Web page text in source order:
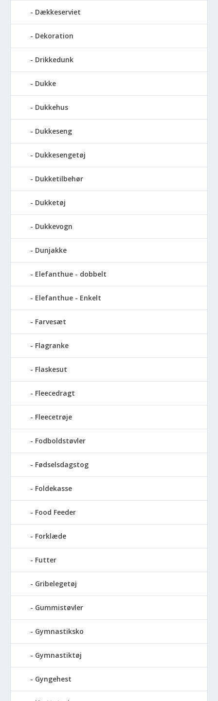
Dækkeserviet
Dekoration
Drikkedunk
Dukke
Dukkehus
Dukkeseng
Dukkesengetøj
Dukketilbehør
Dukketøj
Dukkevogn
Dunjakke
Elefanthue - dobbelt
Elefanthue - Enkelt
Farvesæt
Flagranke
Flaskesut
Fleecedragt
Fleecetrøje
Fodboldstøvler
Fødselsdagstog
Foldekasse
Food Feeder
Forklæde
Futter
Gribelegetøj
Gummistøvler
Gymnastiksko
Gymnastiktøj
Gyngehest